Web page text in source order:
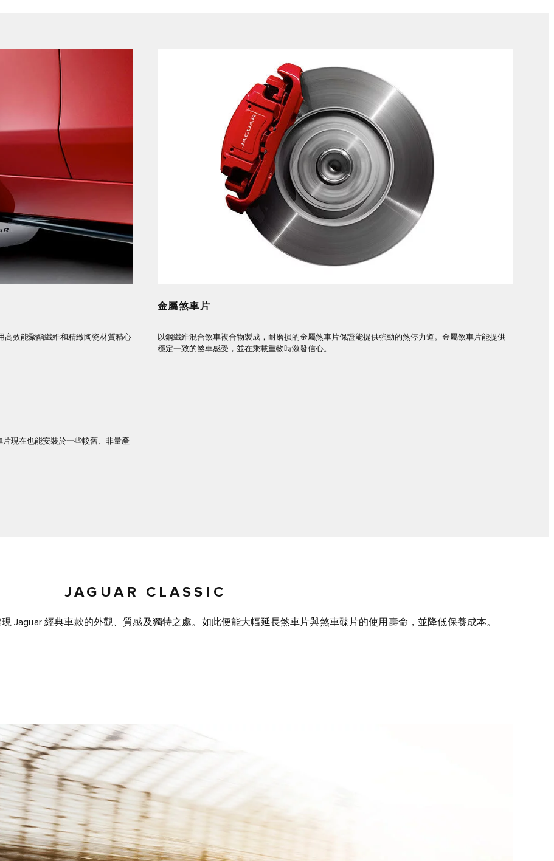
高效能聚酯纖維和精緻陶瓷材質精心
現在也能安裝於一些較舊、非量產
金屬煞車片
以鋼纖維混合煞車複合物製成，耐磨損的金屬煞車片保證能提供強勁的煞停力道。金屬煞車片能提供
穩定一致的煞車感受，並在乘載重物時激發信心。
JAGUAR CLASSIC
Jaguar 經典車款的外觀、質感及獨特之處。如此便能大幅延長煞車片與煞車碟片的使用壽命，並降低保養成本。